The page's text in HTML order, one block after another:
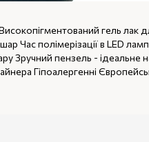
гель лак
Час полімерізації в LED
Зручний пензель - ідеальне
Гіпоалергенні